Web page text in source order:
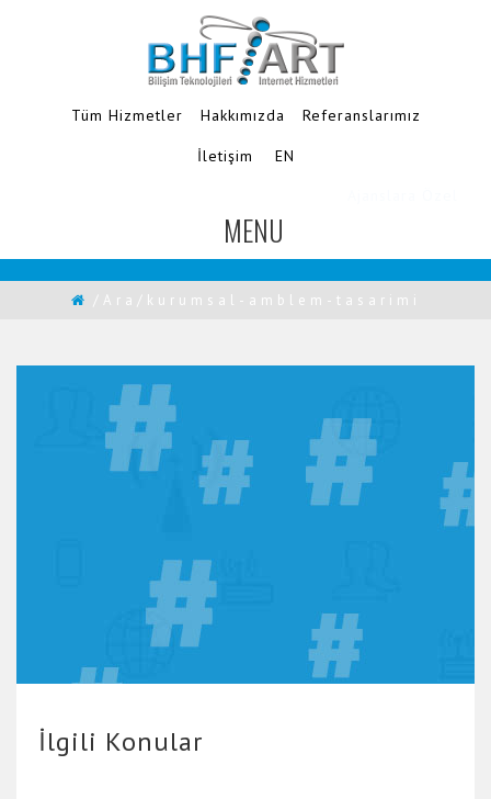
Tüm Hizmetler Hakkımızda Referanslarımız
İletişim
EN
MENU
TOGGLE
NAVIGATION
/Ara/kurumsal-amblem-tasarimi
İlgili Konular